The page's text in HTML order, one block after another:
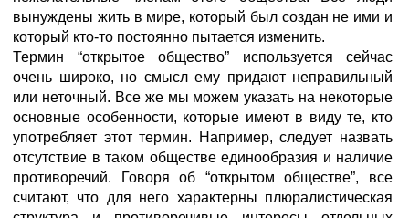
вынуждены жить в мире, который был создан не ими и
который кто-то постоянно пытается изменить.
Термин “открытое общество” используется сейчас
очень широко, но смысл ему придают неправильный
или неточный. Все же мы можем указать на некоторые
основные особенности, которые имеют в виду те, кто
употребляет этот термин. Например, следует назвать
отсутствие в таком обществе единообразия и наличие
противоречий. Говоря об “открытом обществе”, все
считают, что для него характерны плюралистическая